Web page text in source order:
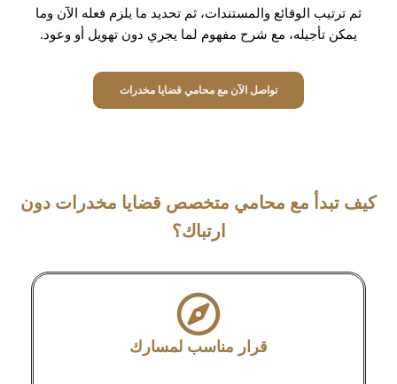
ثم ترتيب الوقائع والمستندات، ثم تحديد ما يلزم فعله الآن وما
يمكن تأجيله، مع شرح مفهوم لما يجري دون تهويل أو وعود.
تواصل الآن مع محامي قضايا مخدرات
كيف تبدأ مع محامي متخصص قضايا مخدرات دون
ارتباك؟
قرار مناسب لمسارك